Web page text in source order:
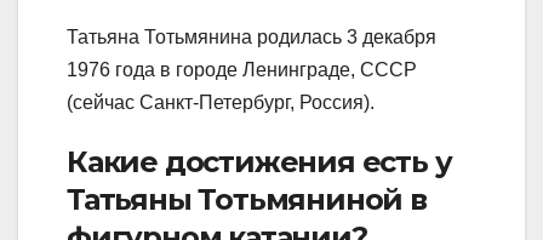
Татьяна Тотьмянина родилась 3 декабря
1976 года в городе Ленинграде, СССР
(сейчас Санкт-Петербург, Россия).
Какие достижения есть у
Татьяны Тотьмяниной в